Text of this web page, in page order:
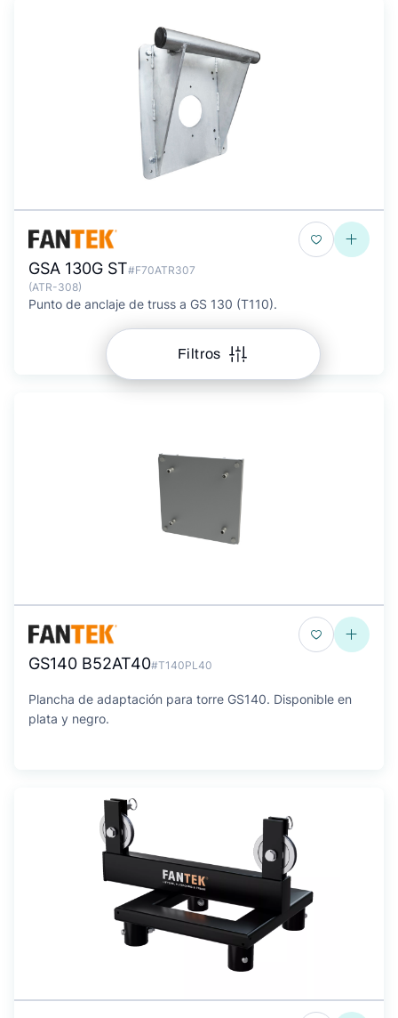
Filtros
GSA 130G ST#F70ATR307
(ATR-308)
Punto de anclaje de truss a GS 130 (T110).
GS140 B52AT40#T140PL40
Plancha de adaptación para torre GS140. Disponible en
plata y negro.